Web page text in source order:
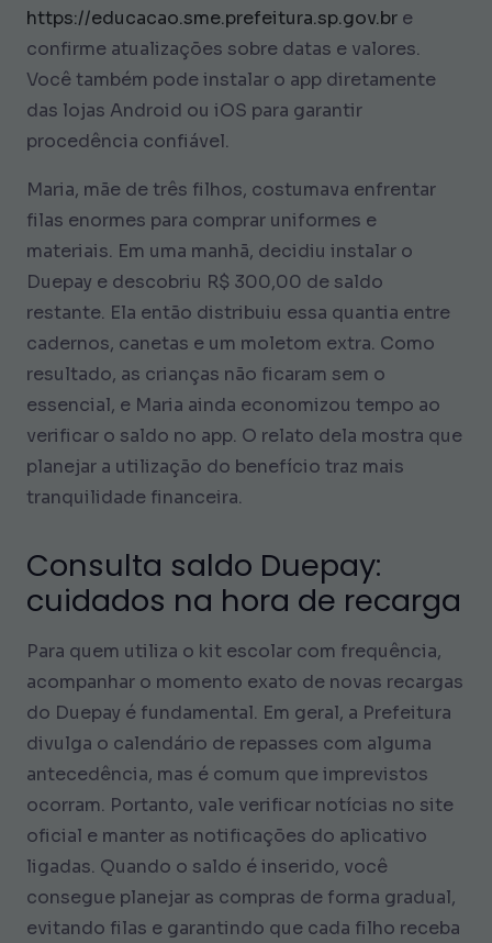
https://educacao.sme.prefeitura.sp.gov.br e
confirme atualizações sobre datas e valores.
Você também pode instalar o app diretamente
das lojas Android ou iOS para garantir
procedência confiável.
Maria, mãe de três filhos, costumava enfrentar
filas enormes para comprar uniformes e
materiais. Em uma manhã, decidiu instalar o
Duepay e descobriu R$ 300,00 de saldo
restante. Ela então distribuiu essa quantia entre
cadernos, canetas e um moletom extra. Como
resultado, as crianças não ficaram sem o
essencial, e Maria ainda economizou tempo ao
verificar o saldo no app. O relato dela mostra que
planejar a utilização do benefício traz mais
tranquilidade financeira.
Consulta saldo Duepay:
cuidados na hora de recarga
Para quem utiliza o kit escolar com frequência,
acompanhar o momento exato de novas recargas
do Duepay é fundamental. Em geral, a Prefeitura
divulga o calendário de repasses com alguma
antecedência, mas é comum que imprevistos
ocorram. Portanto, vale verificar notícias no site
oficial e manter as notificações do aplicativo
ligadas. Quando o saldo é inserido, você
consegue planejar as compras de forma gradual,
evitando filas e garantindo que cada filho receba